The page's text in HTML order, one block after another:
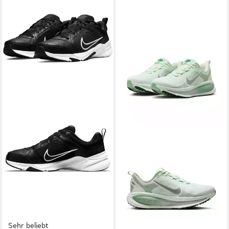
Sehr beliebt